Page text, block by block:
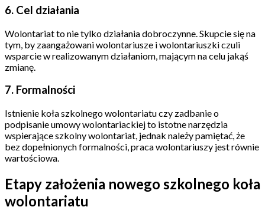
6. Cel działania
Wolontariat to nie tylko działania dobroczynne. Skupcie się na
tym, by zaangażowani wolontariusze i wolontariuszki czuli
wsparcie w realizowanym działaniom, mającym na celu jakąś
zmianę.
7. Formalności
Istnienie koła szkolnego wolontariatu czy zadbanie o
podpisanie umowy wolontariackiej to istotne narzędzia
wspierające szkolny wolontariat, jednak należy pamiętać, że
bez dopełnionych formalności, praca wolontariuszy jest równie
wartościowa.
Etapy założenia nowego szkolnego koła
wolontariatu